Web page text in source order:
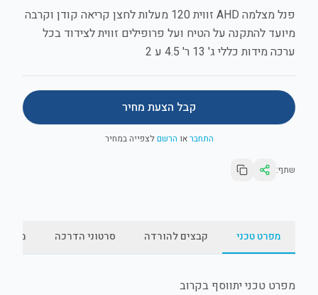
פנל מצלמה AHD זווית 120 מעלות לחצן קריאה קודן וקרבה
מיועד להתקנה על הטיח ועל פרופילים זווית לצידוד בכל
ערכה מידות כללי ג' 13 ר' 4.5 ע 2
קבל הצעת מחיר
התחבראו הרשםלצפייה במחיר
שתף:
מפרט טכני קבצים להורדה סרטוני הדרכה
מפרט טכני יתווסף בקרוב